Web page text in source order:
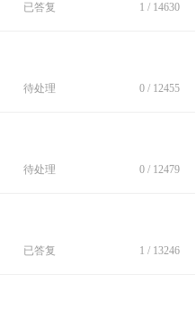
已答复 1 / 14630
待处理 0 / 12455
待处理 0 / 12479
已答复 1 / 13246